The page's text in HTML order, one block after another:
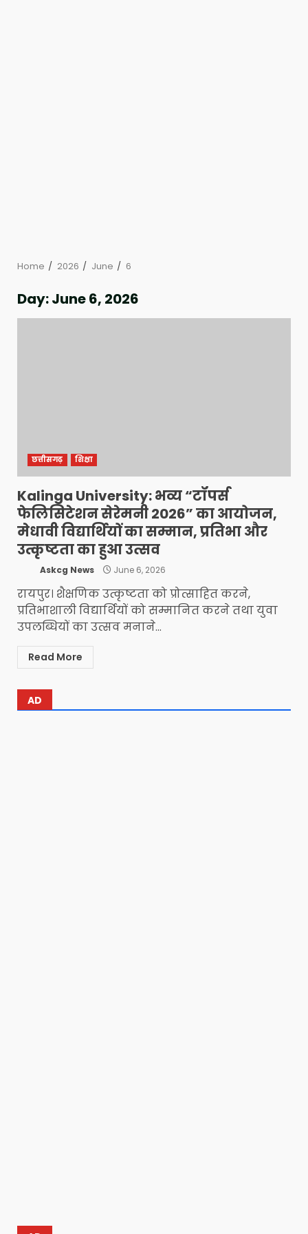
Home 2026 June 6
Day:June 6, 2026
छत्तीसगढ़ शिक्षा
Kalinga University: भव्य “टॉपर्स
फेलिसिटेशन सेरेमनी 2026” का आयोजन,
मेधावी विद्यार्थियों का सम्मान, प्रतिभा और
उत्कृष्टता का हुआ उत्सव
Askcg News June 6, 2026
रायपुर। शैक्षणिक उत्कृष्टता को प्रोत्साहित करने,
प्रतिभाशाली विद्यार्थियों को सम्मानित करने तथा युवा
उपलब्धियों का उत्सव मनाने...
Read More
AD